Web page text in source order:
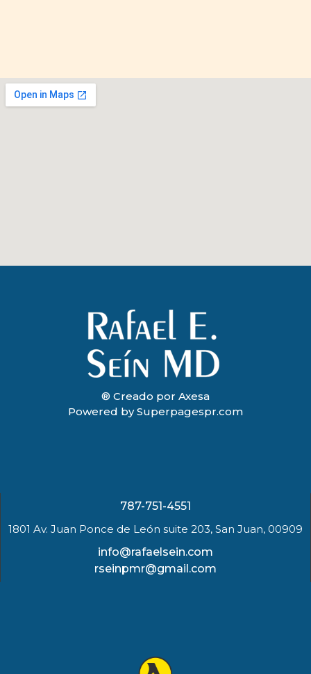
® Creado por Axesa
Powered by Superpagespr.com
787-751-4551
1801 Av. Juan Ponce de León suite 203, San Juan, 00909
info@rafaelsein.com
rseinpmr@gmail.com